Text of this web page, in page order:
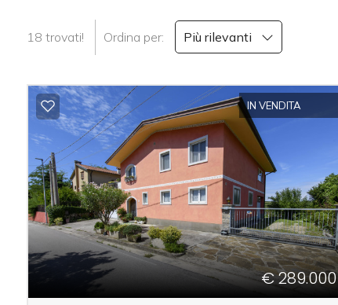
18 trovati! Ordina per: Più rilevanti
IN VENDITA
€ 289.000
CONTATTI
Comune
Tipologia
-
multiscelta